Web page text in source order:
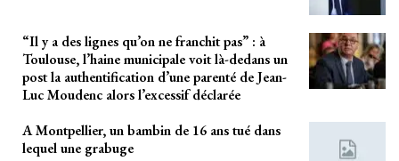
“Il y a des lignes qu’on ne franchit pas” : à
Toulouse, l’haine municipale voit là-dedans un
post la authentification d’une parenté de Jean-
Luc Moudenc alors l’excessif déclarée
A Montpellier, un bambin de 16 ans tué dans
lequel une grabuge